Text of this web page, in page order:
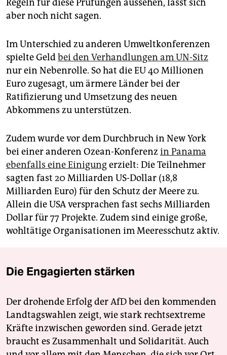
Regeln für diese Prüfungen aussehen, lässt sich
aber noch nicht sagen.
Im Unterschied zu anderen Umweltkonferenzen
spielte Geldbei den Verhandlungen am UN-Sitz
nur ein Nebenrolle. So hat die EU 40 Millionen
Euro zugesagt, um ärmere Länder bei der
Ratifizierung und Umsetzung des neuen
Abkommens zu unterstützen.
Zudem wurde vor dem Durchbruch in New York
bei einer anderen Ozean-Konferenz in Panama
ebenfalls eine Einigungerzielt: Die Teilnehmer
sagten fast 20 Milliarden US-Dollar (18,8
Milliarden Euro) für den Schutz der Meere zu.
Allein die USA versprachen fast sechs Milliarden
Dollar für 77 Projekte. Zudem sind einige große,
wohltätige Organisationen im Meeresschutz aktiv.
Die Engagierten stärken
Der drohende Erfolg der AfD bei den kommenden
Landtagswahlen zeigt, wie stark rechtsextreme
Kräfte inzwischen geworden sind. Gerade jetzt
braucht es Zusammenhalt und Solidarität. Auch